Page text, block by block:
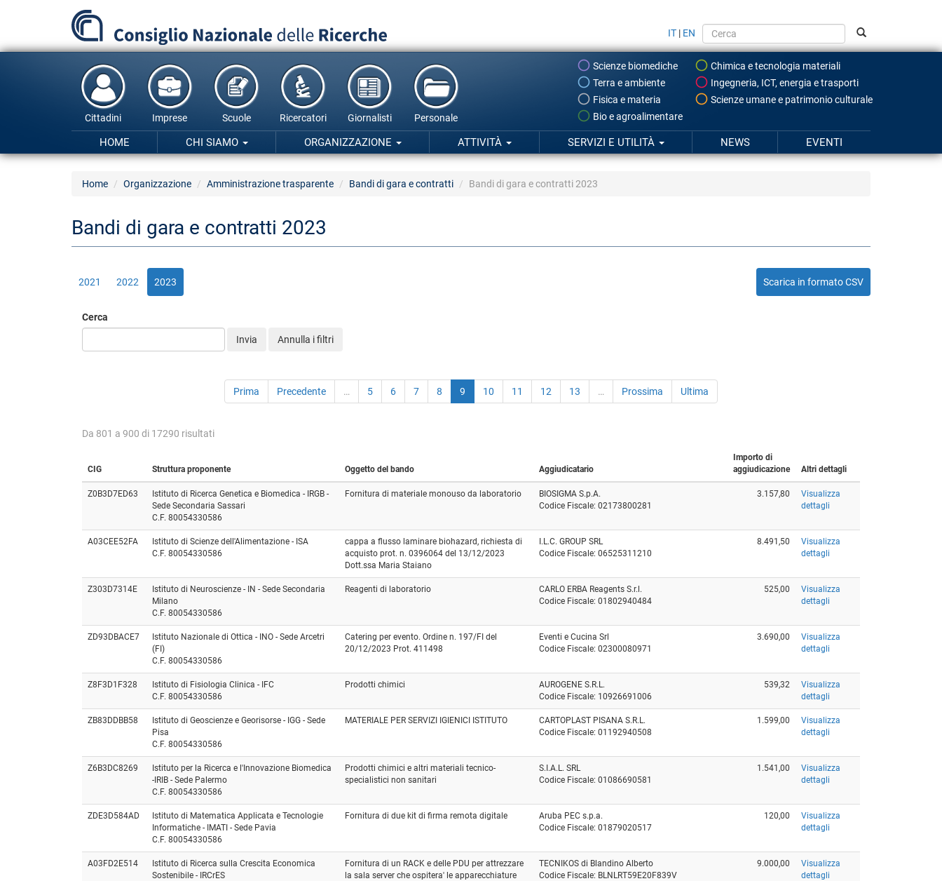
principale
IT | EN
Scienze biomediche
Chimica e tecnologia materiali
Terra e ambiente
Ingegneria, ICT, energia e trasporti
Fisica e materia
Scienze umane e patrimonio culturale
Bio e agroalimentare
Cittadini Imprese Scuole Ricercatori Giornalisti Personale
HOME CHI SIAMO ORGANIZZAZIONE ATTIVITÀ SERVIZI E UTILITÀ NEWS EVENTI
Home Organizzazione Amministrazione trasparente Bandi di gara e contratti Bandi di gara e contratti 2023
Bandi di gara e contratti 2023
2021 2022 2023 Scarica in formato CSV
Cerca
Invia
Annulla i filtri
Prima Precedente … 5 6 7 8 9 10 11 12 13 … Prossima Ultima
Da 801 a 900 di 17290 risultati
CIG Struttura proponente Oggetto del bando Aggiudicatario
Importo di
aggiudicazione
Altri dettagli
Z0B3D7ED63
Istituto di Ricerca Genetica e Biomedica - IRGB -
Sede Secondaria Sassari
C.F. 80054330586
Fornitura di materiale monouso da laboratorio
BIOSIGMA S.p.A.
Codice Fiscale: 02173800281
3.157,80
Visualizza
dettagli
A03CEE52FA
Istituto di Scienze dell'Alimentazione - ISA
C.F. 80054330586
cappa a flusso laminare biohazard, richiesta di
acquisto prot. n. 0396064 del 13/12/2023
Dott.ssa Maria Staiano
I.L.C. GROUP SRL
Codice Fiscale: 06525311210
8.491,50
Visualizza
dettagli
Z303D7314E
Istituto di Neuroscienze - IN - Sede Secondaria
Milano
C.F. 80054330586
Reagenti di laboratorio
CARLO ERBA Reagents S.r.l.
Codice Fiscale: 01802940484
525,00
Visualizza
dettagli
ZD93DBACE7
Istituto Nazionale di Ottica - INO - Sede Arcetri
(FI)
C.F. 80054330586
Catering per evento. Ordine n. 197/FI del
20/12/2023 Prot. 411498
Eventi e Cucina Srl
Codice Fiscale: 02300080971
3.690,00
Visualizza
dettagli
Z8F3D1F328
Istituto di Fisiologia Clinica - IFC
C.F. 80054330586
Prodotti chimici
AUROGENE S.R.L.
Codice Fiscale: 10926691006
539,32
Visualizza
dettagli
ZB83DDBB58
Istituto di Geoscienze e Georisorse - IGG - Sede
Pisa
C.F. 80054330586
MATERIALE PER SERVIZI IGIENICI ISTITUTO
CARTOPLAST PISANA S.R.L.
Codice Fiscale: 01192940508
1.599,00
Visualizza
dettagli
Z6B3DC8269
Istituto per la Ricerca e l'Innovazione Biomedica
-IRIB - Sede Palermo
C.F. 80054330586
Prodotti chimici e altri materiali tecnico-
specialistici non sanitari
S.I.A.L. SRL
Codice Fiscale: 01086690581
1.541,00
Visualizza
dettagli
ZDE3D584AD
Istituto di Matematica Applicata e Tecnologie
Informatiche - IMATI - Sede Pavia
C.F. 80054330586
Fornitura di due kit di firma remota digitale
Aruba PEC s.p.a.
Codice Fiscale: 01879020517
120,00
Visualizza
dettagli
A03FD2E514
Istituto di Ricerca sulla Crescita Economica
Sostenibile - IRCrES
Fornitura di un RACK e delle PDU per attrezzare
la sala server che ospitera' le apparecchiature
TECNIKOS di Blandino Alberto
Codice Fiscale: BLNLRT59E20F839V
9.000,00
Visualizza
dettagli